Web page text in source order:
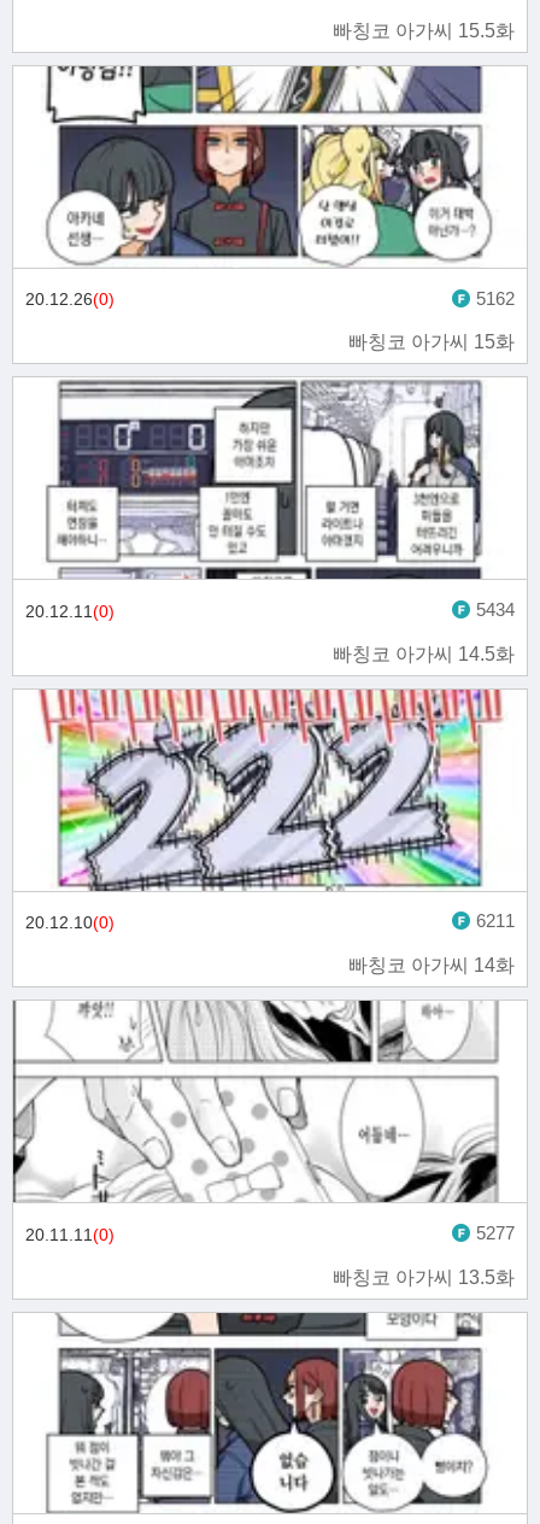
빠칭코 아가씨 15.5화
빠칭코 아가씨 15화
20.12.26(0) 5162
빠칭코 아가씨 14.5화
20.12.11(0) 5434
빠칭코 아가씨 14화
20.12.10(0) 6211
빠칭코 아가씨 13.5화
20.11.11(0) 5277